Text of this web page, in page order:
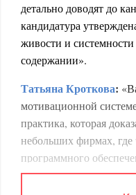
детально доводят до
кандидатура
живости и
содержании».
Татьяна Кроткова:
мотивационной
практика, которая
небольших фирмах, где
программного
оценки деятельности и
Каждый мотивирован